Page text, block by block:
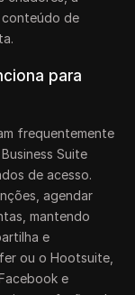
de
para
frequentemente
Suite
de acesso.
agendar
mantendo
e
ou o Hootsuite,
e